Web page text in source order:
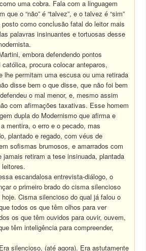
uma cobra. Fala com a linguagem
que o “não” é “talvez”, e o talvez é “sim”
posto como conclusão fatal do leitor mais
palavras insinuantes e tortuosas desse
embora defendendo pontos
procura colocar anteparos,
lhe permitam uma escusa ou uma retirada
disse bem o que disse, que não foi bem
o mal menor, e, mesmo assim
com afirmações taxativas. Esse homem
dupla do Modernismo que afirma e
mentira, o erro e o pecado, mas
plantado e regado, com véus de
sofismas brumosos, e amarrados com
retiram a tese insinuada, plantada
escandalosa entrevista-diálogo, o
o primeiro brado do cisma silencioso
Cisma silencioso do qual já falou o
todos os que têm olhos para ver
os que têm ouvidos para ouvir, ouvem,
têm inteligência para compreender,
silencioso, (até agora). Era astutamente